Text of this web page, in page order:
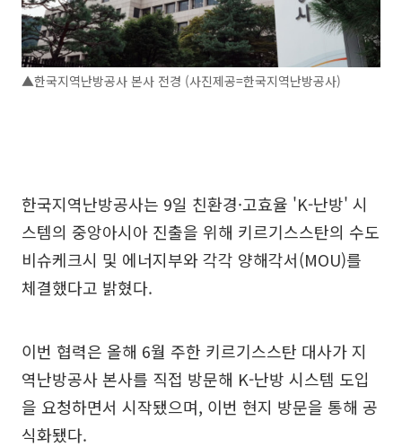
▲한국지역난방공사 본사 전경 (사진제공=한국지역난방공사)
한국지역난방공사는 9일 친환경·고효율 'K-난방' 시
스템의 중앙아시아 진출을 위해 키르기스스탄의 수도
비슈케크시 및 에너지부와 각각 양해각서(MOU)를
체결했다고 밝혔다.
이번 협력은 올해 6월 주한 키르기스스탄 대사가 지
역난방공사 본사를 직접 방문해 K-난방 시스템 도입
을 요청하면서 시작됐으며, 이번 현지 방문을 통해 공
식화됐다.